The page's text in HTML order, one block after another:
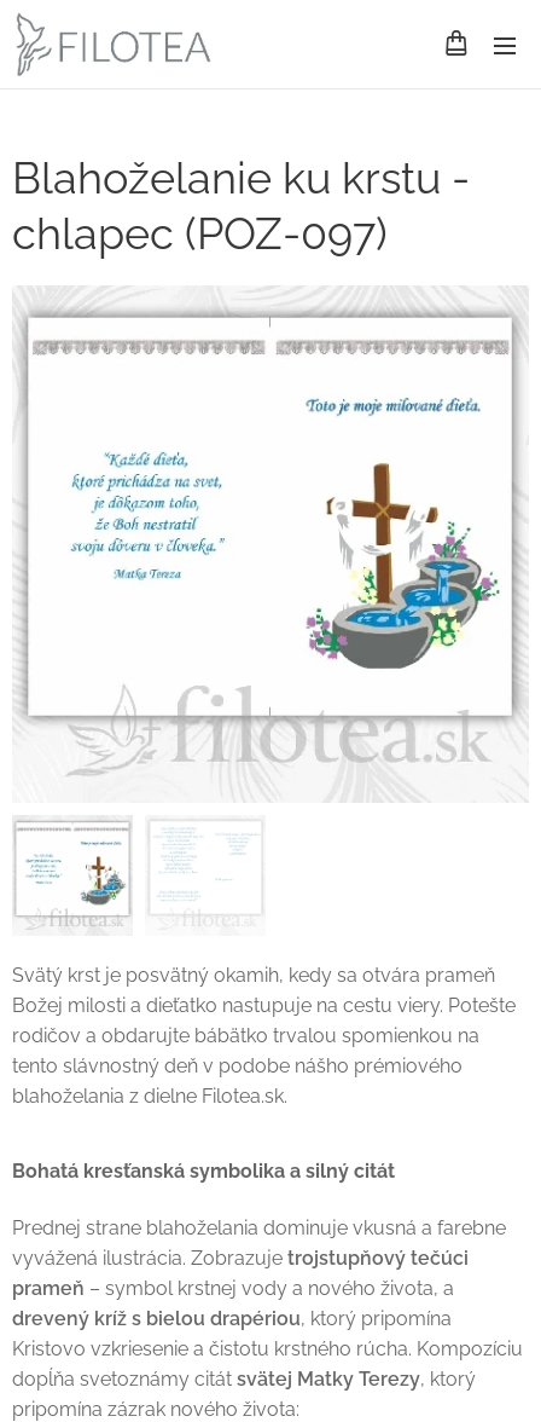
Blahoželanie ku krstu -
chlapec (POZ-097)
Svätý krst je posvätný okamih, kedy sa otvára prameň
Božej milosti a dieťatko nastupuje na cestu viery. Potešte
rodičov a obdarujte bábätko trvalou spomienkou na
tento slávnostný deň v podobe nášho prémiového
blahoželania z dielne Filotea.sk.
Bohatá kresťanská symbolika a silný citát
Prednej strane blahoželania dominuje vkusná a farebne
vyvážená ilustrácia. Zobrazuje trojstupňový tečúci
prameň – symbol krstnej vody a nového života, a
drevený kríž s bielou drapériou, ktorý pripomína
Kristovo vzkriesenie a čistotu krstného rúcha. Kompozíciu
dopĺňa svetoznámy citát svätej Matky Terezy, ktorý
pripomína zázrak nového života: